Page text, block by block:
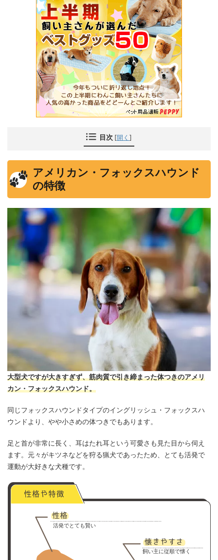
目次 [開く ]
アメリカン・フォックスハウンド
の特徴
大型犬ですが大きすぎず、筋肉質で引き締まった体つきのアメリ
カン・フォックスハウンド。
同じフォックスハウンドタイプのイングリッシュ・フォックスハ
ウンドより、やや小さめの体つきでもあります。
足と首が非常に長く、耳はたれ耳という可愛さも見た目から伺え
ます。元々がキツネなどを狩る猟犬であったため、とても活発で
運動が大好きな犬種です。
活発でとても賢い
飼い主に従順で懐く